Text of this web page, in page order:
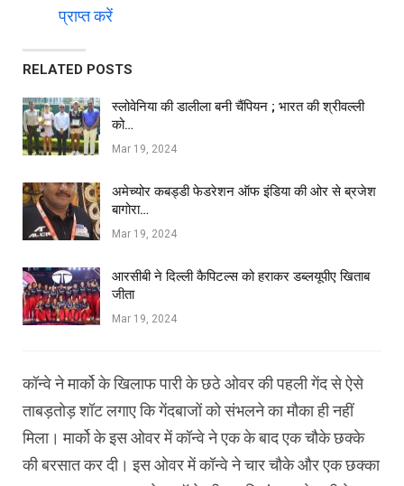
प्राप्त करें
RELATED POSTS
स्लोवेनिया की डालीला बनी चैंपियन ; भारत की श्रीवल्ली
को…
Mar 19, 2024
अमेच्योर कबड्डी फेडरेशन ऑफ इंडिया की ओर से ब्रजेश
बागोरा…
Mar 19, 2024
आरसीबी ने दिल्ली कैपिटल्स को हराकर डब्लयूपीए खिताब
जीता
Mar 19, 2024
कॉन्वे ने मार्को के खिलाफ पारी के छठे ओवर की पहली गेंद से ऐसे
ताबड़तोड़ शॉट लगाए कि गेंदबाजों को संभलने का मौका ही नहीं
मिला। मार्को के इस ओवर में कॉन्वे ने एक के बाद एक चौके छक्के
की बरसात कर दी। इस ओवर में कॉन्वे ने चार चौके और एक छक्का